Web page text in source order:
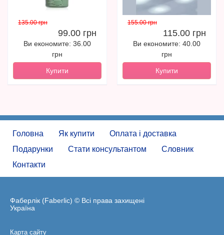
135.00 грн
99.00 грн
Ви економите: 36.00
грн
Купити
155.00 грн
115.00 грн
Ви економите: 40.00
грн
Купити
Головна Як купити
Оплата і доставка
Подарунки
Стати консультантом
Словник
Контакти
Фаберлік (Faberlic) © Всі права захищені
Україна
Карта сайту